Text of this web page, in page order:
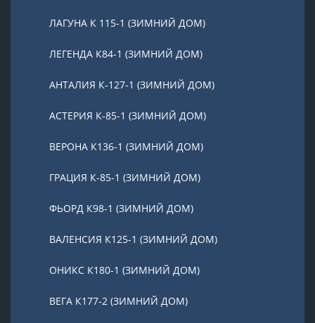
ЛАГУНА К 115-1 (ЗИМНИЙ ДОМ)
ЛЕГЕНДА К84-1 (ЗИМНИЙ ДОМ)
АНТАЛИЯ К-127-1 (ЗИМНИЙ ДОМ)
АСТЕРИЯ К-85-1 (ЗИМНИЙ ДОМ)
ВЕРОНА К136-1 (ЗИМНИЙ ДОМ)
ГРАЦИЯ К-85-1 (ЗИМНИЙ ДОМ)
ФЬОРД К98-1 (ЗИМНИЙ ДОМ)
ВАЛЕНСИЯ К125-1 (ЗИМНИЙ ДОМ)
ОНИКС К180-1 (ЗИМНИЙ ДОМ)
ВЕГА К177-2 (ЗИМНИЙ ДОМ)